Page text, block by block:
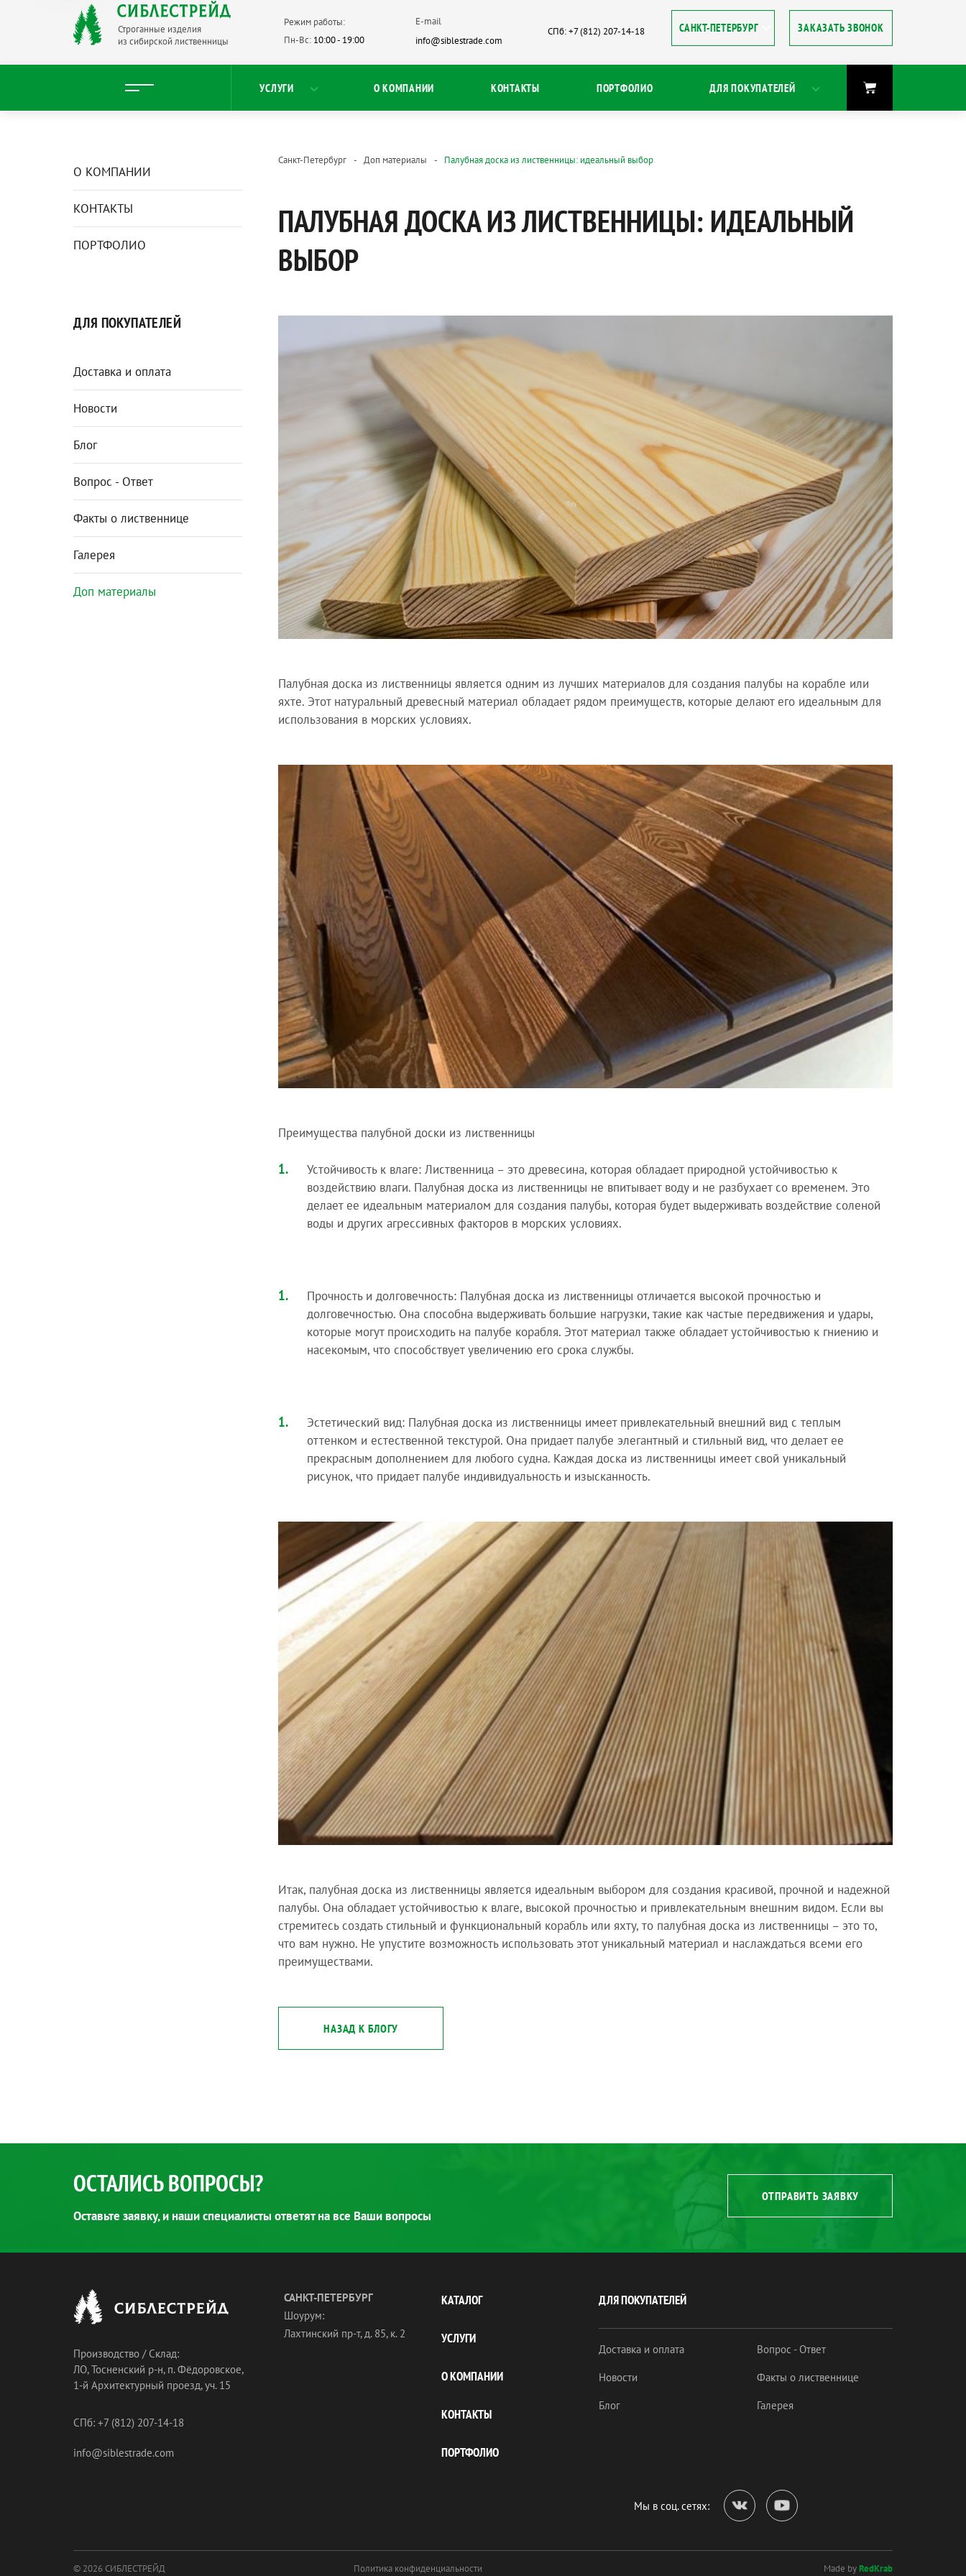
Строганные изделия
из сибирской лиственницы
ЗАКАЗАТЬ ЗВОНОК
УСЛУГИ О КОМПАНИИ КОНТАКТЫ ПОРТФОЛИО ДЛЯ ПОКУПАТЕЛЕЙ
Режим работы:
Пн-Вс: 10:00 - 19:00
E-mail
info@siblestrade.com
СПб: +7 (812) 207-14-18
О КОМПАНИИ
КОНТАКТЫ
ПОРТФОЛИО
ДЛЯ ПОКУПАТЕЛЕЙ
Доставка и оплата
Новости
Блог
Вопрос - Ответ
Факты о лиственнице
Галерея
Доп материалы
Санкт-Петербург Доп материалы Палубная доска из лиственницы: идеальный выбор
ПАЛУБНАЯ ДОСКА ИЗ ЛИСТВЕННИЦЫ: ИДЕАЛЬНЫЙ
ВЫБОР
Палубная доска из лиственницы является одним из лучших материалов для создания палубы на корабле или
яхте. Этот натуральный древесный материал обладает рядом преимуществ, которые делают его идеальным для
использования в морских условиях.
Преимущества палубной доски из лиственницы
Устойчивость к влаге: Лиственница – это древесина, которая обладает природной устойчивостью к
воздействию влаги. Палубная доска из лиственницы не впитывает воду и не разбухает со временем. Это
делает ее идеальным материалом для создания палубы, которая будет выдерживать воздействие соленой
воды и других агрессивных факторов в морских условиях.
Прочность и долговечность: Палубная доска из лиственницы отличается высокой прочностью и
долговечностью. Она способна выдерживать большие нагрузки, такие как частые передвижения и удары,
которые могут происходить на палубе корабля. Этот материал также обладает устойчивостью к гниению и
насекомым, что способствует увеличению его срока службы.
Эстетический вид: Палубная доска из лиственницы имеет привлекательный внешний вид с теплым
оттенком и естественной текстурой. Она придает палубе элегантный и стильный вид, что делает ее
прекрасным дополнением для любого судна. Каждая доска из лиственницы имеет свой уникальный
рисунок, что придает палубе индивидуальность и изысканность.
Итак, палубная доска из лиственницы является идеальным выбором для создания красивой, прочной и надежной
палубы. Она обладает устойчивостью к влаге, высокой прочностью и привлекательным внешним видом. Если вы
стремитесь создать стильный и функциональный корабль или яхту, то палубная доска из лиственницы – это то,
что вам нужно. Не упустите возможность использовать этот уникальный материал и наслаждаться всеми его
преимуществами.
НАЗАД К БЛОГУ
ОСТАЛИСЬ ВОПРОСЫ?
Оставьте заявку, и наши специалисты ответят на все Ваши вопросы
ОТПРАВИТЬ ЗАЯВКУ
Производство / Склад:
ЛО, Тосненский р-н, п. Фёдоровское,
1-й Архитектурный проезд, уч. 15
СПб: +7 (812) 207-14-18
info@siblestrade.com
САНКТ-ПЕТЕРБУРГ
Шоурум:
Лахтинский пр-т, д. 85, к. 2
КАТАЛОГ
УСЛУГИ
О КОМПАНИИ
КОНТАКТЫ
ПОРТФОЛИО
ДЛЯ ПОКУПАТЕЛЕЙ
Доставка и оплата
Новости
Блог
Вопрос - Ответ
Факты о лиственнице
Галерея
Мы в соц. сетях:
© 2026 СИБЛЕСТРЕЙД Политика конфиденциальности Made byRedKrab